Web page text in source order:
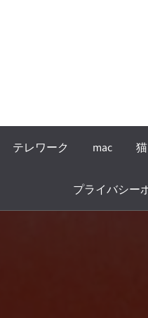
テレワーク mac 猫
プライバシー